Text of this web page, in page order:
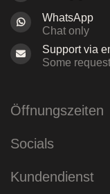
WhatsApp
Chat only
Support via
Some
Öffnungszeiten
Socials
Kundendienst